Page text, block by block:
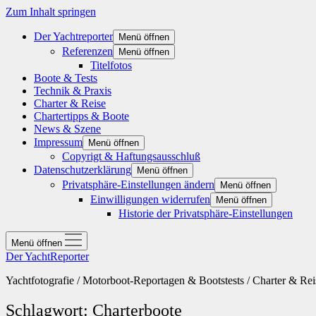
Zum Inhalt springen
Der Yachtreporter Menü öffnen
Referenzen Menü öffnen
Titelfotos
Boote & Tests
Technik & Praxis
Charter & Reise
Chartertipps & Boote
News & Szene
Impressum
Menü öffnen
Copyrigt & Haftungsausschluß
Datenschutzerklärung
Menü öffnen
Privatsphäre-Einstellungen ändern Menü öffnen
Einwilligungen widerrufen Menü öffnen
Historie der Privatsphäre-Einstellungen
Menü öffnen
Der YachtReporter
Yachtfotografie / Motorboot-Reportagen & Bootstests / Charter &
Schlagwort: Charterboote